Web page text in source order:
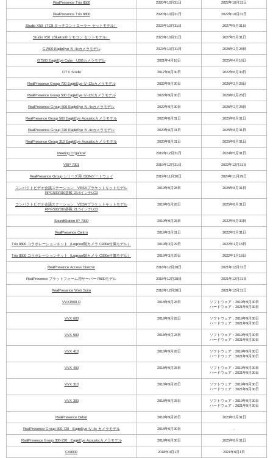
RealPresence Trio 8500 2020年10月31日 2022年10月31日
RealPresence Trio 8800 2020年10月31日 2022年10月31日
Studio X50（TC8 タッチコントローラー セットモデル） 2023年10月31日 2027年5月31日
Studio X50（Bluetoothリモコン セットモデル） 2023年10月31日 2027年5月31日
G7500 EagleEye Ⅳ-4xカメラモデル 2023年10月31日 2026年2月28日
G7500 EagleEye Cube USBカメラモデル 2021年4月16日 2025年4月16日
OTX Studio 2017年6月30日 2022年6月30日
RealPresence Group 700 EagleEye Ⅳ-12xカメラモデル 2022年9月30日 2026年2月28日
RealPresence Group 500 EagleEye Ⅳ-12xカメラモデル 2022年9月30日 2026年2月28日
RealPresence Group 500 EagleEye Ⅳ-4xカメラモデル 2022年9月30日 2026年2月28日
RealPresence Group 500 EagleEye Acousticカメラモデル 2020年8月31日 2025年8月31日
RealPresence Group 310 EagleEye Ⅳ-4xカメラモデル 2020年8月31日 2025年8月31日
RealPresence Group 310 EagleEye Acousticカメラモデル 2020年8月31日 2025年8月31日
Meeting Organizer 2019年12月31日 2024年5月31日
VBP 7301 2019年12月31日 2022年12月31日
RealPresence Group シリーズ用 ISDNゲートウェイ 2019年11月30日 2024年11月29日
コンパクトビデオ会議ステーション VESAブラケットキットモデル
RPG500/310搭載 23.6インチLCD
2019年5月28日 2025年8月31日
コンパクトビデオ会議ステーション VESAブラケットキットモデル
RPG500/310搭載 21.5インチLCD
2019年5月28日 2025年8月31日
SoundStation IP 7000 2019年6月28日 2022年6月30日
RealPresence Centro 2019年3月31日 2022年3月31日
Trio 8800 コラボレーションキット（Logicool製カメラ C930e付属モデル） 2019年3月29日 2022年1月16日
Trio 8500 コラボレーションキット（Logicool製カメラ C930e付属モデル） 2019年3月29日 2022年1月16日
RealPresence Access Director 2018年12月28日 2021年12月31日
RealPresence プラットフォーム用サーバー R630モデル 2018年12月28日 2021年12月31日
RealPresence Web Suite 2018年12月28日 2021年12月31日
VVX1500 D 2018年9月28日
ソフトウェア：2019年9月30日
ハードウェア：2021年9月30日
VVX 600 2018年9月28日
ソフトウェア：2019年9月30日
ハードウェア：2021年9月30日
VVX 500 2018年9月28日
ソフトウェア：2019年9月30日
ハードウェア：2021年9月30日
VVX 410 2018年9月28日
ソフトウェア：2019年9月30日
ハードウェア：2021年9月30日
VVX 400 2018年9月28日
ソフトウェア：2019年9月30日
ハードウェア：2021年9月30日
VVX 310 2018年9月28日
ソフトウェア：2019年9月30日
ハードウェア：2021年9月30日
VVX 300 2018年9月28日
ソフトウェア：2019年9月30日
ハードウェア：2021年9月30日
RealPresence Debut 2018年9月28日 2023年3月31日
RealPresence Group 300-720 EagleEye Ⅳ-4x カメラモデル 2018年6月30日 －
RealPresence Group 300-720 EagleEye Acousticカメラモデル 2018年6月30日 2025年8月31日
CX8000 2018年4月1日 2021年6月1日